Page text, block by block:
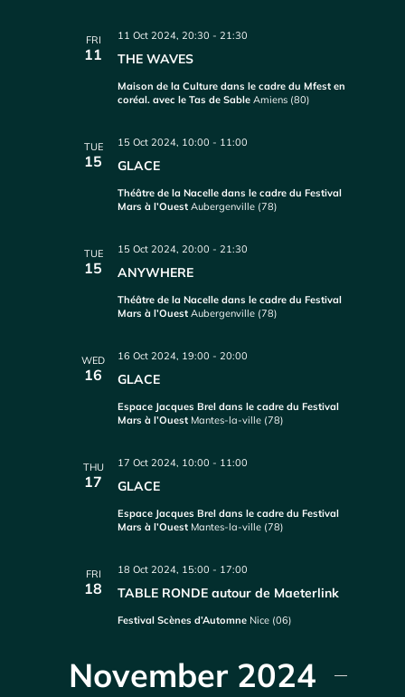
FRI
11 THE WAVES
11 Oct 2024, 20:30 -21:30
Maison de la Culture dans le cadre du Mfest en
coréal. avec le Tas de SableAmiens (80)
TUE
15 GLACE
15 Oct 2024, 10:00 - 11:00
Théâtre de la Nacelle dans le cadre du Festival
Mars à l’OuestAubergenville (78)
TUE
15 ANYWHERE
15 Oct 2024, 20:00 -21:30
Théâtre de la Nacelle dans le cadre du Festival
Mars à l’OuestAubergenville (78)
WED
16 GLACE
16 Oct 2024, 19:00 -20:00
Espace Jacques Brel dans le cadre du Festival
Mars à l’Ouest Mantes-la-ville (78)
THU
17 GLACE
17 Oct 2024, 10:00 - 11:00
Espace Jacques Brel dans le cadre du Festival
Mars à l’Ouest Mantes-la-ville (78)
FRI
18 TABLE RONDE autour de Maeterlink
18 Oct 2024, 15:00 - 17:00
Festival Scènes d’Automne Nice (06)
November 2024